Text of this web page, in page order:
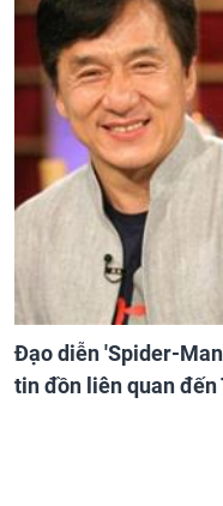
Đạo diễn 'Spider-
tin đồn liên quan đến